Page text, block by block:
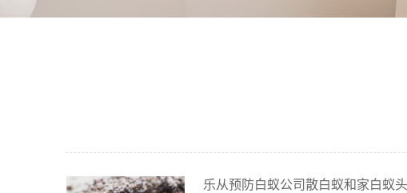
乐从预防白蚁公司散白蚁和家白蚁